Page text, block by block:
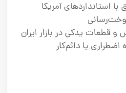
استانداردهای آمریکا
قطعات یدکی در بازار ایران
یا دائم‌کار